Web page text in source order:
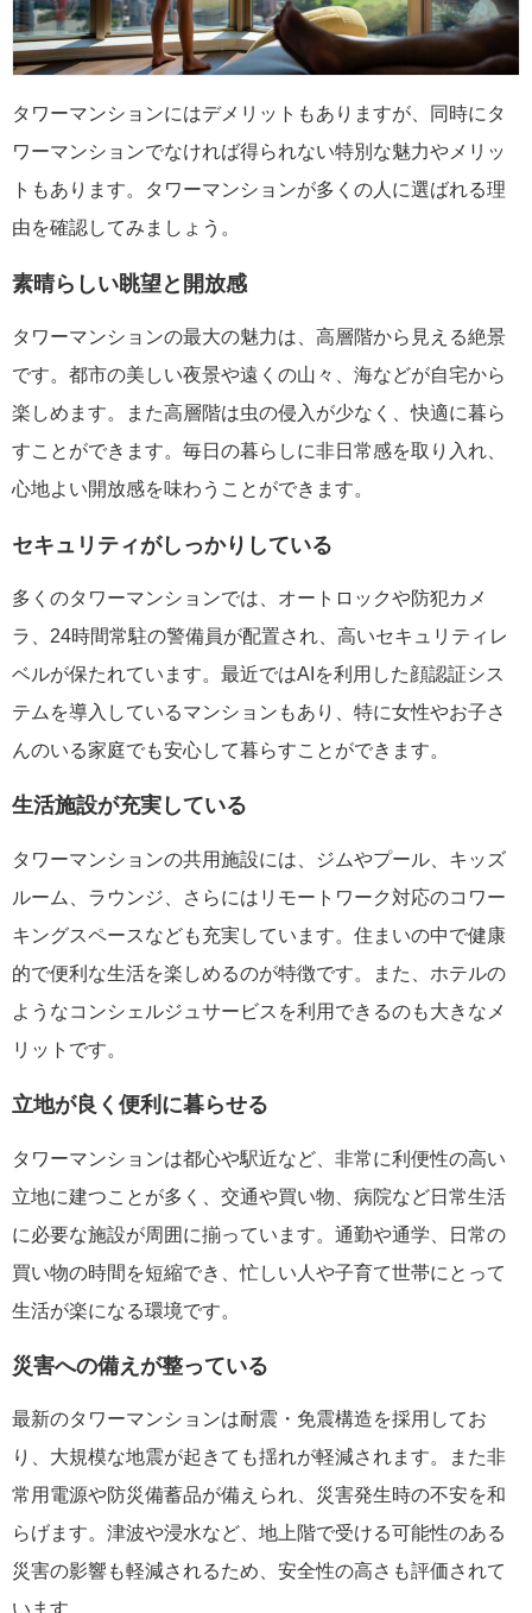
タワーマンションにはデメリットもありますが、同時にタ
ワーマンションでなければ得られない特別な魅力やメリッ
トもあります。タワーマンションが多くの人に選ばれる理
由を確認してみましょう。
素晴らしい眺望と開放感
タワーマンションの最大の魅力は、高層階から見える絶景
です。都市の美しい夜景や遠くの山々、海などが自宅から
楽しめます。また高層階は虫の侵入が少なく、快適に暮ら
すことができます。毎日の暮らしに非日常感を取り入れ、
心地よい開放感を味わうことができます。
セキュリティがしっかりしている
多くのタワーマンションでは、オートロックや防犯カメ
ラ、24時間常駐の警備員が配置され、高いセキュリティレ
ベルが保たれています。最近ではAIを利用した顔認証シス
テムを導入しているマンションもあり、特に女性やお子さ
んのいる家庭でも安心して暮らすことができます。
生活施設が充実している
タワーマンションの共用施設には、ジムやプール、キッズ
ルーム、ラウンジ、さらにはリモートワーク対応のコワー
キングスペースなども充実しています。住まいの中で健康
的で便利な生活を楽しめるのが特徴です。また、ホテルの
ようなコンシェルジュサービスを利用できるのも大きなメ
リットです。
立地が良く便利に暮らせる
タワーマンションは都心や駅近など、非常に利便性の高い
立地に建つことが多く、交通や買い物、病院など日常生活
に必要な施設が周囲に揃っています。通勤や通学、日常の
買い物の時間を短縮でき、忙しい人や子育て世帯にとって
生活が楽になる環境です。
災害への備えが整っている
最新のタワーマンションは耐震・免震構造を採用してお
り、大規模な地震が起きても揺れが軽減されます。また非
常用電源や防災備蓄品が備えられ、災害発生時の不安を和
らげます。津波や浸水など、地上階で受ける可能性のある
災害の影響も軽減されるため、安全性の高さも評価されて